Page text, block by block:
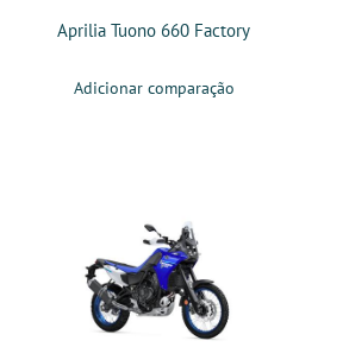
Aprilia Tuono 660 Factory
Adicionar comparação